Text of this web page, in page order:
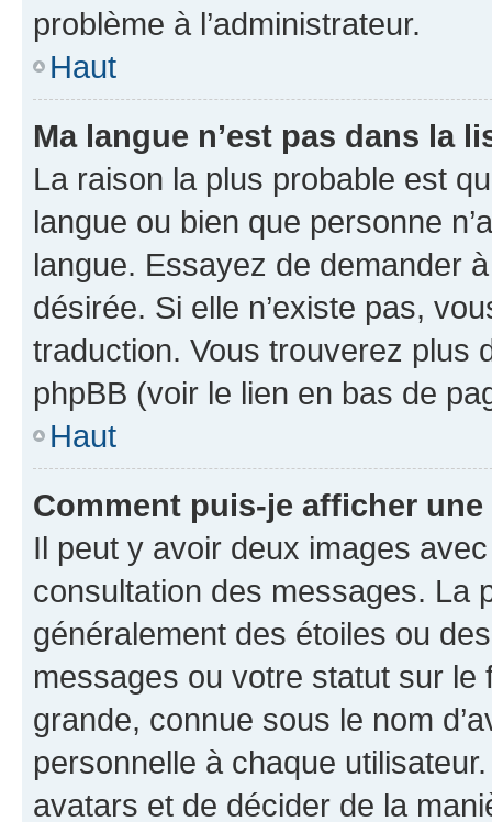
problème à l’administrateur.
Haut
Ma langue n’est pas dans la
La raison la plus probable est
langue ou bien que personne
langue. Essayez de demander
désirée. Si elle n’existe pas,
traduction. Vous trouverez plus
phpBB (voir le lien en bas de
Haut
Comment puis-je afficher
Il peut y avoir deux images
consultation des messages. La
généralement des étoiles ou
messages ou votre statut sur
grande, connue sous le nom
personnelle à chaque utilisateur.
avatars et de décider de la